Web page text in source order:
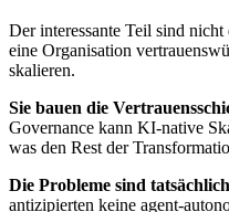
Der interessante Teil sind
eine Organisation
skalieren.
Sie bauen die
Governance kann KI-native
was den Rest der
Die Probleme sind
antizipierten keine agent-